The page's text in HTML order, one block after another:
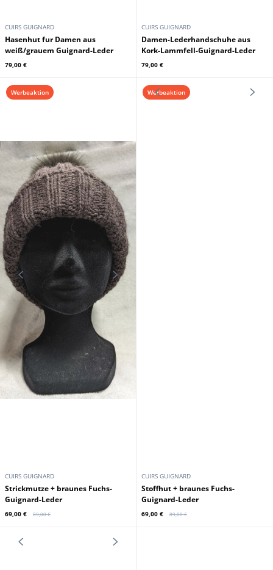
CUIRS GUIGNARD
Damenhandschuhe aus
Guignard-Leder
79,00 €
CUIRS GUIGNARD
Damen-Lederhandschuhe,
Leder
79,00 €
CUIRS GUIGNARD
weiß/grauem Guignard-Leder
79,00 €
Werbeaktion